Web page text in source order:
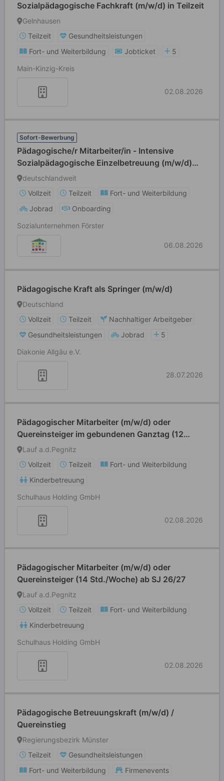
Sozialpädagogische Fachkraft (m/w/d) in Teilzeit
Gelnhausen
Teilzeit
Gesundheitsleistungen
Fort- und Weiterbildung
Jobticket
5
Main-Kinzig-Kreis
02.08.2026
Sofort-Bewerbung
Pädagogische/r Mitarbeiter/in - Intensive
Sozialpädagogische Einzelbetreuung (m/w/d)
Teilzeit
deutschlandweit
Vollzeit
Teilzeit
Fort- und Weiterbildung
Jobrad
Onboarding
Sozialunternehmen Förster
06.08.2026
Pädagogische Kraft als Springer (m/w/d)
Deutschland
Vollzeit
Teilzeit
Nachhaltiger Arbeitgeber
Gesundheitsleistungen
Jobrad
5
Diakonie Allgäu e.V.
28.07.2026
Pädagogischer Mitarbeiter (m/w/d) oder
Quereinsteiger im gebundenen Ganztag (12
Std./Woche)
Lauf a.d.Pegnitz
Vollzeit
Teilzeit
Fort- und Weiterbildung
Kinderbetreuung
Schulhaus Holding GmbH
02.08.2026
Pädagogischer Mitarbeiter (m/w/d) oder
Quereinsteiger (14 Std./Woche) ab SJ 26/27
Lauf a.d.Pegnitz
Vollzeit
Teilzeit
Fort- und Weiterbildung
Kinderbetreuung
Schulhaus Holding GmbH
02.08.2026
Pädagogische Betreuungskraft (m/w/d) /
Quereinstieg
Regierungsbezirk Münster
Teilzeit
Gesundheitsleistungen
Fort- und Weiterbildung
Firmenevents